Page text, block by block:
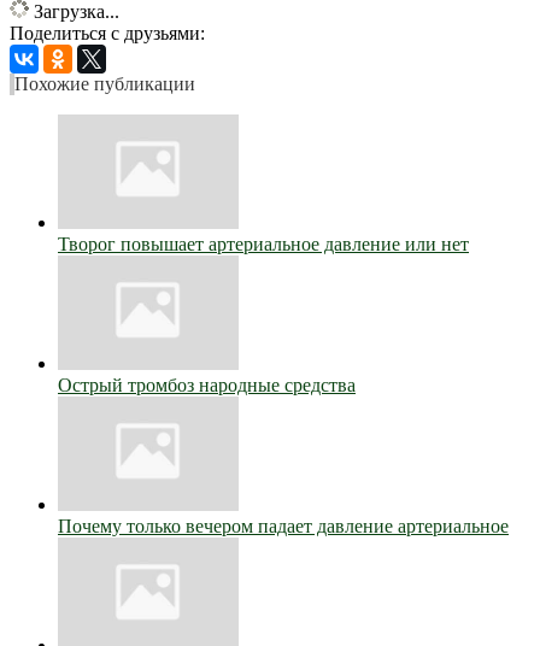
Загрузка...
Поделиться с друзьями:
Похожие публикации
Творог повышает артериальное давление или нет
Острый тромбоз народные средства
Почему только вечером падает давление артериальное